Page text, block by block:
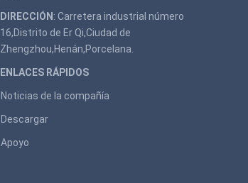
DIRECCIÓN : Carretera industrial número
16,Distrito de Er Qi,Ciudad de
Zhengzhou,Henán,Porcelana.
ENLACES RÁPIDOS
Noticias de la compañía
Descargar
Apoyo